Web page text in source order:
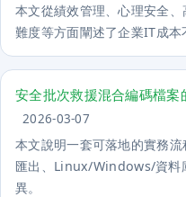
本文從績效管理、心理安全
難度等方面闡述了企業IT成本
安全批次救援混合編碼檔
2026-03-07
本文說明一套可落地的實務
匯出、Linux/Windows/資料
異。